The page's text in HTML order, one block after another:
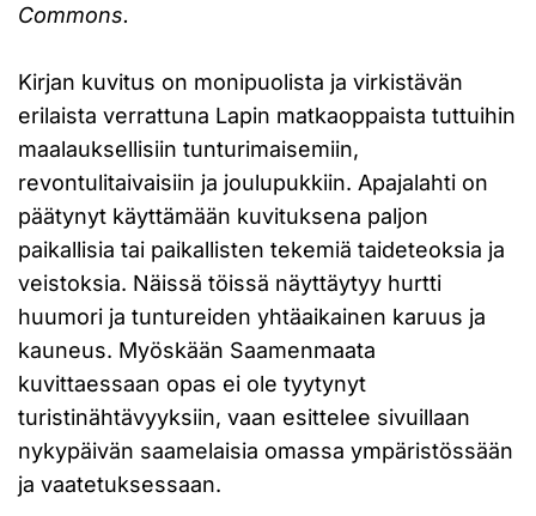
Commons.
Kirjan kuvitus on monipuolista ja virkistävän
erilaista verrattuna Lapin matkaoppaista tuttuihin
maalauksellisiin tunturimaisemiin,
revontulitaivaisiin ja joulupukkiin. Apajalahti on
päätynyt käyttämään kuvituksena paljon
paikallisia tai paikallisten tekemiä taideteoksia ja
veistoksia. Näissä töissä näyttäytyy hurtti
huumori ja tuntureiden yhtäaikainen karuus ja
kauneus. Myöskään Saamenmaata
kuvittaessaan opas ei ole tyytynyt
turistinähtävyyksiin, vaan esittelee sivuillaan
nykypäivän saamelaisia omassa ympäristössään
ja vaatetuksessaan.